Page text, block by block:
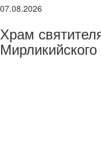
07.08.2026
Храм